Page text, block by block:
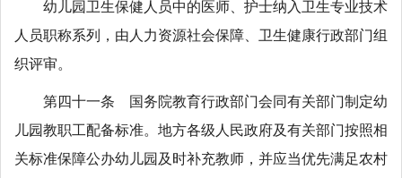
幼儿园卫生保健人员中的医师、护士纳入卫生专业技术
人员职称系列，由人力资源社会保障、卫生健康行政部门组
织评审。
第四十一条 国务院教育行政部门会同有关部门制定幼
儿园教职工配备标准。地方各级人民政府及有关部门按照相
关标准保障公办幼儿园及时补充教师，并应当优先满足农村